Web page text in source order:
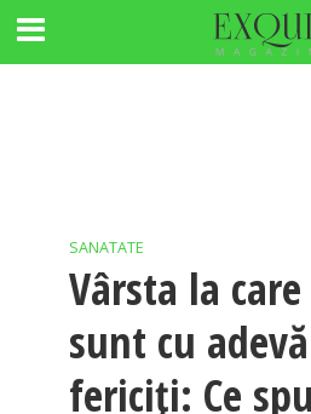
SANATATE
Vârsta la
sunt cu
fericiți: Ce